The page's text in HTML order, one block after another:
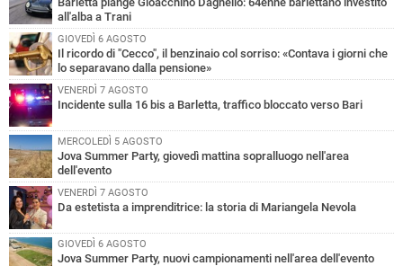
all'alba a Trani
GIOVEDÌ 6 AGOSTO
Il ricordo di "Cecco", il benzinaio col sorriso: «Contava i giorni che
lo separavano dalla pensione»
VENERDÌ 7 AGOSTO
Incidente sulla 16 bis a Barletta, traffico bloccato verso Bari
MERCOLEDÌ 5 AGOSTO
Jova Summer Party, giovedì mattina sopralluogo nell'area
dell'evento
VENERDÌ 7 AGOSTO
Da estetista a imprenditrice: la storia di Mariangela Nevola
GIOVEDÌ 6 AGOSTO
Jova Summer Party, nuovi campionamenti nell'area dell'evento